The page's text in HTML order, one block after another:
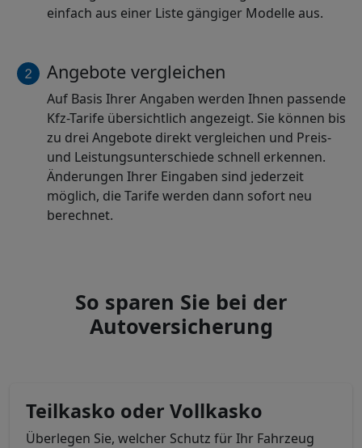
einfach aus einer Liste gängiger Modelle aus.
Angebote vergleichen
Auf Basis Ihrer Angaben werden Ihnen passende
Kfz-Tarife übersichtlich angezeigt. Sie können bis
zu drei Angebote direkt vergleichen und Preis-
und Leistungsunterschiede schnell erkennen.
Änderungen Ihrer Eingaben sind jederzeit
möglich, die Tarife werden dann sofort neu
berechnet.
So sparen Sie bei der
Autoversicherung
Teilkasko oder Vollkasko
Überlegen Sie, welcher Schutz für Ihr Fahrzeug